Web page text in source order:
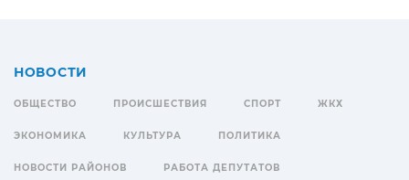
НОВОСТИ
ОБЩЕСТВО ПРОИСШЕСТВИЯ СПОРТ ЖКХ
ЭКОНОМИКА КУЛЬТУРА ПОЛИТИКА
НОВОСТИ РАЙОНОВ РАБОТА ДЕПУТАТОВ